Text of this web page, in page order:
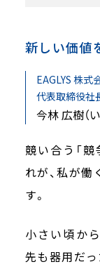
新しい価値
EAGLYS 株式
代表取締役社
今林 広樹（
競い合う「競
れが、私が
す。
小さい頃か
先も器用だ